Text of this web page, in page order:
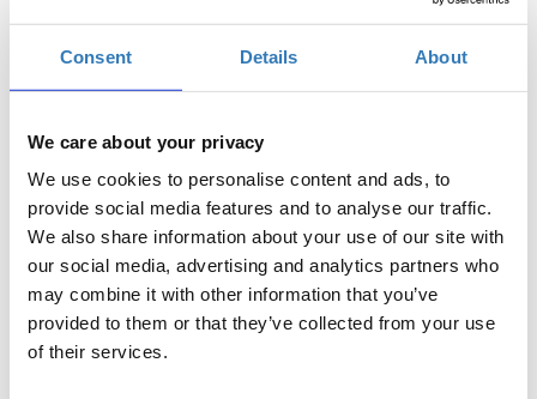
Consent Details About
We care about your privacy
We use cookies to personalise content and ads, to
provide social media features and to analyse our traffic.
We also share information about your use of our site with
our social media, advertising and analytics partners who
may combine it with other information that you’ve
provided to them or that they’ve collected from your use
of their services.
Συμμετοχή στην ημερίδα για
Επαγγελματίες του Κλάδου
Η περίοδος
Μουσείο Μπενάκη (Πειραιώς 138) - Αθήνα
Δεκεμβρίου 2024
Η ημερίδα